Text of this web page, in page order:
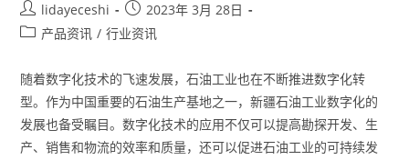
lidayeceshi
2023年 3月 28日
产品资讯 / 行业资讯
随着数字化技术的飞速发展，石油工业也在不断推进数字化转
型。作为中国重要的石油生产基地之一，新疆石油工业数字化的
发展也备受瞩目。数字化技术的应用不仅可以提高勘探开发、生
产、销售和物流的效率和质量，还可以促进石油工业的可持续发